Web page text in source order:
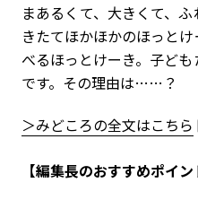
まあるくて、大きくて、
きたてほかほかのほっと
べるほっとけーき。子ど
です。その理由は……？
＞みどころの全文はこちら
【編集長のおすすめポイン